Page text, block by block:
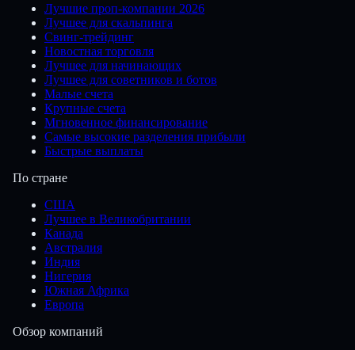
Лучшие проп-компании 2026
Лучшее для скальпинга
Свинг-трейдинг
Новостная торговля
Лучшее для начинающих
Лучшее для советников и ботов
Малые счета
Крупные счета
Мгновенное финансирование
Самые высокие разделения прибыли
Быстрые выплаты
По стране
США
Лучшее в Великобритании
Канада
Австралия
Индия
Нигерия
Южная Африка
Европа
Обзор компаний